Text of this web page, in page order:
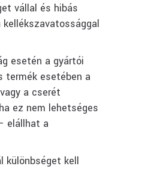
vállal és hibás
esetén a gyártói
termék esetében a
a cserét
ez nem lehetséges
elállhat a
különbséget kell